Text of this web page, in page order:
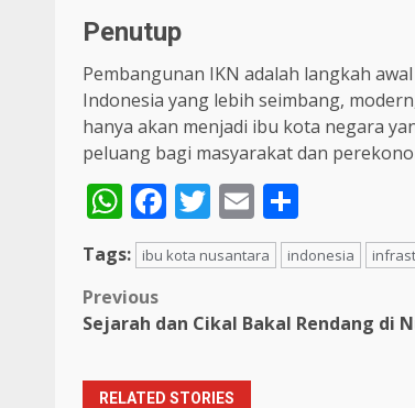
Penutup
Pembangunan IKN adalah langkah
Indonesia yang lebih seimbang,
hanya akan menjadi ibu kota negara
peluang bagi masyarakat dan
WhatsApp
Facebook
Twitter
Email
Tags: ibu kota nusantara indonesia
Post
navigation
Previous
Sejarah dan Cikal Bakal Rendang di
RELATED STORIES